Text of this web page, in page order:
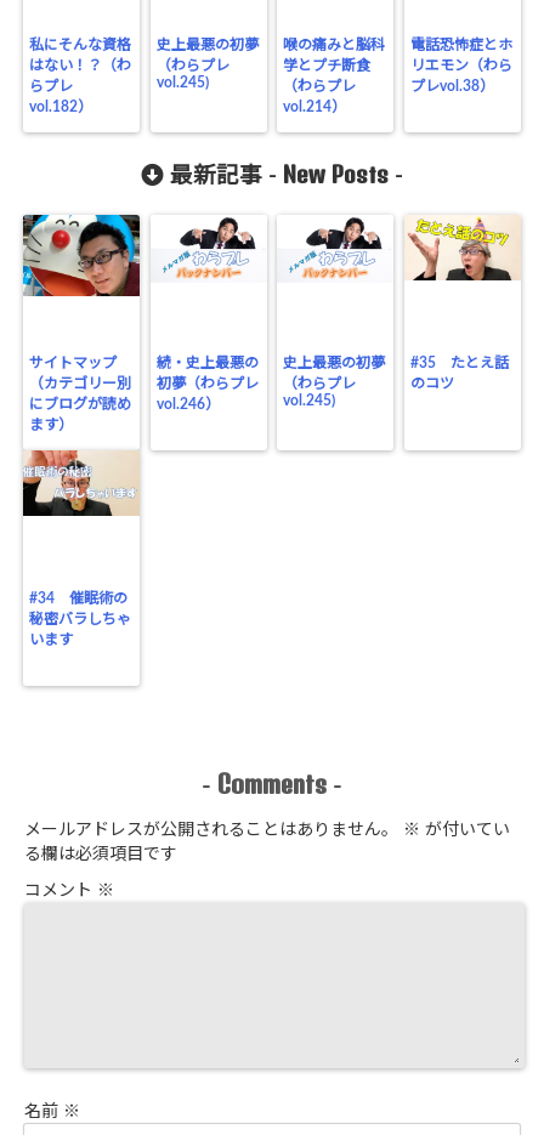
私にそんな資格
はない！？（わ
らプレ
vol.182）
史上最悪の初夢
（わらプレ
vol.245)
喉の痛みと脳科
学とプチ断食
（わらプレ
vol.214）
電話恐怖症とホ
リエモン（わら
プレvol.38）
最新記事 - New Posts -
サイトマップ
（カテゴリー別
にブログが読め
ます）
続・史上最悪の
初夢（わらプレ
vol.246）
史上最悪の初夢
（わらプレ
vol.245)
#35 たとえ話
のコツ
#34 催眠術の
秘密バラしちゃ
います
- Comments -
メールアドレスが公開されることはありません。 ※ が付いてい
る欄は必須項目です
コメント ※
名前 ※